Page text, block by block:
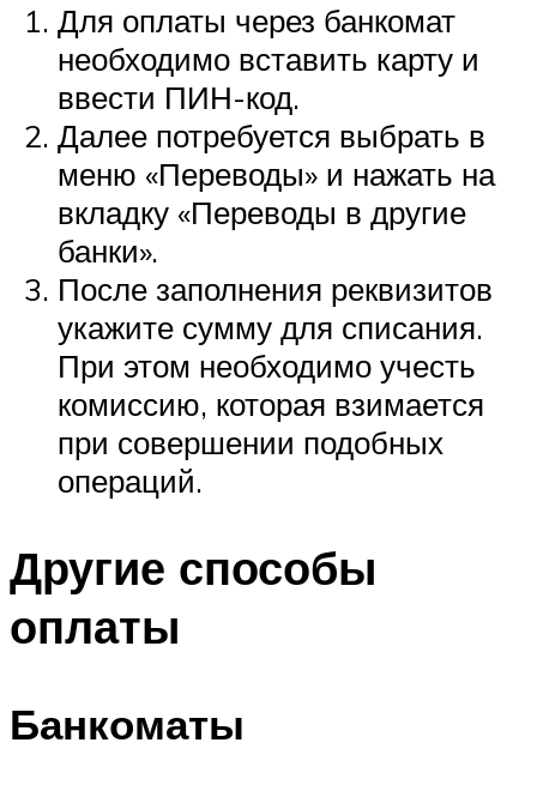
Для оплаты через банкомат
необходимо вставить карту и
ввести ПИН-код.
Далее потребуется выбрать в
меню «Переводы» и нажать на
вкладку «Переводы в другие
банки».
После заполнения реквизитов
укажите сумму для списания.
При этом необходимо учесть
комиссию, которая взимается
при совершении подобных
операций.
Другие способы
оплаты
Банкоматы